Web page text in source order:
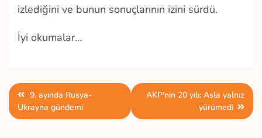
izlediğini ve bunun sonuçlarının izini sürdü.
İyi okumalar…
Yazı
gezinmesi
9. ayında Rusya-
Ukrayna gündemi
AKP’nin 20 yılı: Asla yalnız
yürümedi